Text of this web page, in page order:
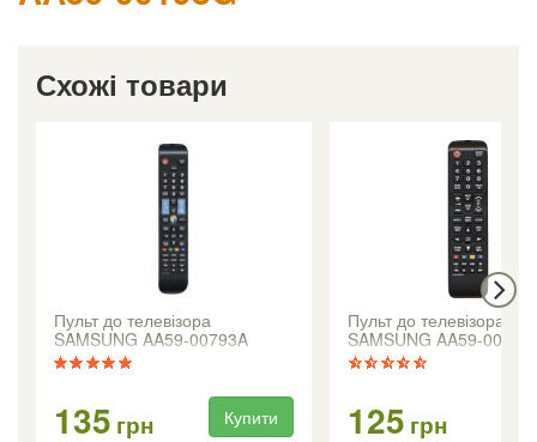
Схожі товари
Пульт до телевізора
SAMSUNG AA59-00793A
135 грн Купити
Пульт до телевізора
SAMSUNG AA59-
125 грн